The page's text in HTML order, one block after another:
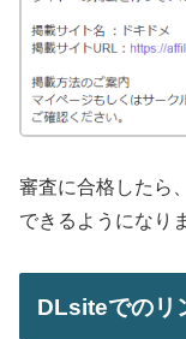
審査に合格したら
できるようになり
DLsiteでのリ